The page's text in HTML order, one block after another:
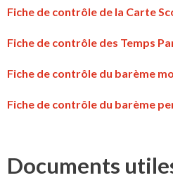
Fiche de contrôle de la Carte
Fiche de contrôle des Temps
Fiche de contrôle du barème
Fiche de contrôle du barème
Documents